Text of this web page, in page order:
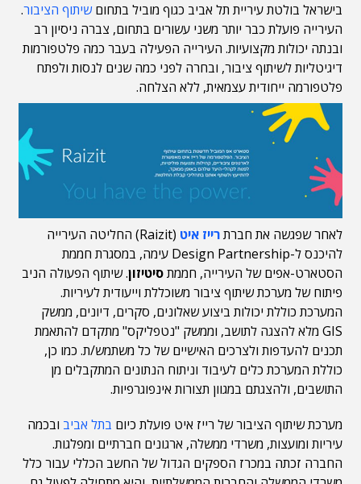
בישראל בולטת עיריית תל אביב כגוף מוביל בתחוםשיתוף הציבור.
העירייה פועלת כבר יותר משני עשורים בתחום, צברה ניסיון רב
ובנתה יכולות מקצועיות. העירייה הפעילה בעבר כמה פלטפורמות
דיגיטליות לשיתוף ציבור, ובחרה לפני כמה שנים לנסות ולפתח
פלטפורמה ייחודית עצמאית, ללא הצלחה.
לאחר שפגשה את חברתרייז איט
(Raizit) החליטה העירייה
להיכנס ל-Design Partnership עימה, במסגרת חממת
הסטארט-אפים של העירייה, חממתסיטיזון. שיתוף הפעולה הניב
פיתוח של מערכת שיתוף ציבור משוכללת וייעודית לעיריות.
המערכת כוללת יכולות ביצוע שאלונים, סקרים, דיונים, ממשק
GIS מלא להצגה לתושב, וממשק "נטפליקס" מתקדם להתאמת
תכנים להעדפות ולצרכים האישיים של כל משתמש/ת. כמו כן,
כוללת המערכת כלים לעיבוד וניתוח הנתונים המתקבלים מן
התושבים, ולהצגתם במגוון תצורות אינפוגרפיות.
מערכת שיתוף הציבור של רייז איט פועלת כיום בתל אביב ובכמה
עיריות ומועצות, משרדי ממשלה, ארגונים חברתיים ומפלגות.
החברה זכתה במכרז הספקים הגדול של החשב הכללי עבור כלל